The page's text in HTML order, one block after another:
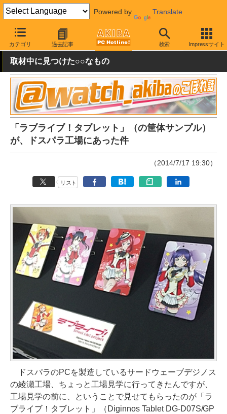
Powered by Translate
カテゴリ 過去記事 検索 Impressサイト
AKIBA PC Hotline! モバイル タブレット その他
取材中に見つけた○○なもの
「ラブライブ！タブレット」（の筐体サンプル）
が、ドスパラ工場にあった件
（2014/7/17 19:30）
リスト
ドスパラのPCを製造しているサードウェーブデジノス
の綾瀬工場、ちょっと工場見学に行ってきたんですが、
工場見学の前に、ということで見せてもらったのが「ラ
ブライブ！タブレット」（Diginnos Tablet DG-D07S/GP